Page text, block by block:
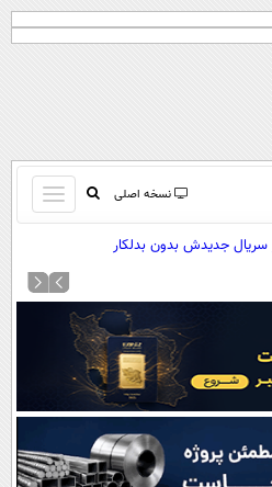
نسخه اصلی
باز
و
کردن
اول
آرشیو
نظرسنجی
آب و هوا
اوقات شرعی
سواد زندگی
سریال جدیدش بدون بدلکار